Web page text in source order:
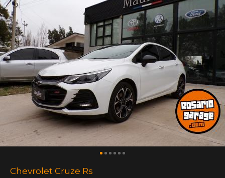
Chevrolet Cruze Rs